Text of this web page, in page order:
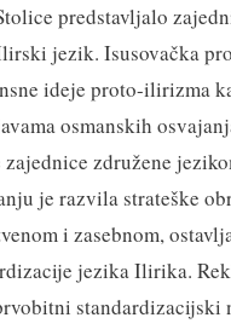
predstavljalo
jezik. Isusovačka
ideje proto-ilirizma
osmanskih
zajednice združene
je razvila strateške
i zasebnom,
jezika Ilirika.